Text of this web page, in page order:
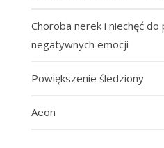
Choroba nerek i niechęć do
negatywnych emocji
Powiększenie śledziony
Aeon